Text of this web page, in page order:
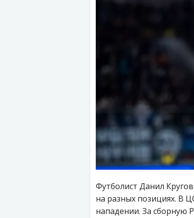
Футболист Данил
на разных позициях. В
нападении. За сборную